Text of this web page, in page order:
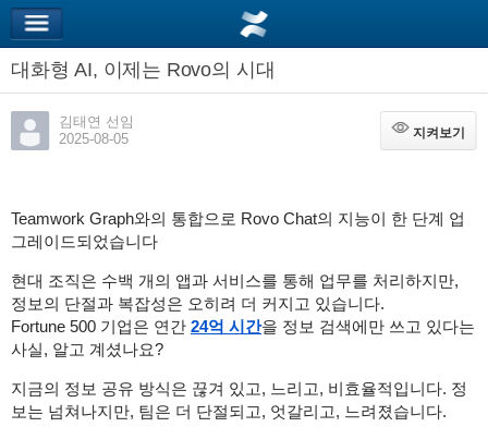
대화형 AI, 이제는 Rovo의 시대
김태연 선임
2025-08-05
지켜보기
지켜보기
Teamwork Graph와의 통합으로 Rovo Chat의 지능이 한 단계 업
그레이드되었습니다
현대 조직은 수백 개의 앱과 서비스를 통해 업무를 처리하지만,
정보의 단절과 복잡성은 오히려 더 커지고 있습니다.
Fortune 500 기업은 연간 24억 시간을 정보 검색에만 쓰고 있다는
사실, 알고 계셨나요?
지금의 정보 공유 방식은 끊겨 있고, 느리고, 비효율적입니다. 정
보는 넘쳐나지만, 팀은 더 단절되고, 엇갈리고, 느려졌습니다.